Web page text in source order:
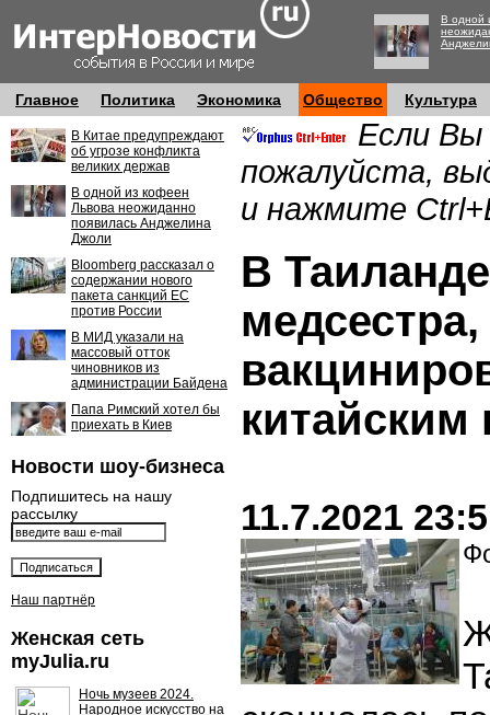
В одной
Главное Политика Экономика Общество Культура
В Китае предупреждают
об угрозе конфликта
великих держав
В одной из кофеен
Львова неожиданно
появилась Анджелина
Джоли
Bloomberg рассказал о
содержании нового
пакета санкций ЕС
против России
В МИД указали на
массовый отток
чиновников из
администрации Байдена
Папа Римский хотел бы
приехать в Киев
Новости шоу-бизнеса
Подпишитесь на нашу
рассылку
Наш партнёр
Женская сеть
myJulia.ru
Ночь музеев 2024.
Народное искусство на
Если Вы
пожалуйста,
и нажмите
В
медсестра,
китайским
11.7.2021